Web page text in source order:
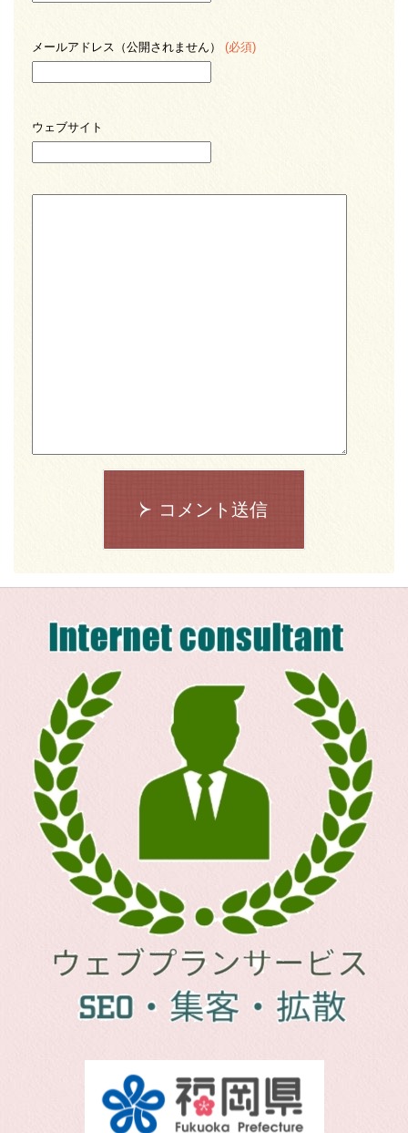
メールアドレス（公開されません） (必須)
ウェブサイト
コメント送信